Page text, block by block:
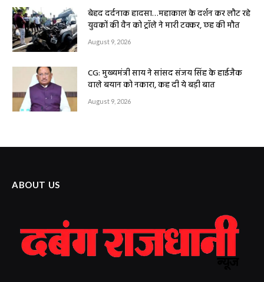
बेहद दर्दनाक हादसा…महाकाल के दर्शन कर लौट रहे
युवकों की वैन को ट्रॉले ने मारी टक्कर, छह की मौत
August 9, 2026
CG: मुख्यमंत्री साय ने सांसद संजय सिंह के हाईजैक
वाले बयान को नकारा, कह दी ये बड़ी बात
August 9, 2026
ABOUT US